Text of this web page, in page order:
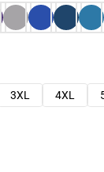
3XL 4XL